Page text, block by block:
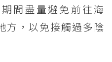
間盡量避免前往海
方，以免接觸過多陰